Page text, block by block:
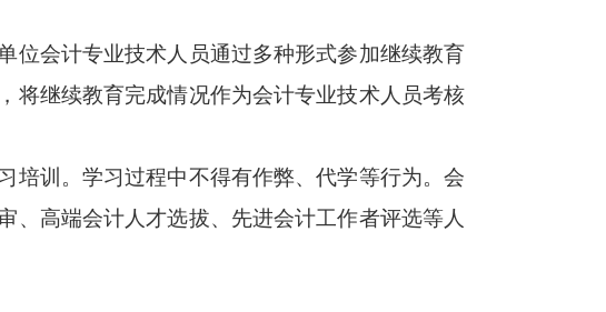
会计专业技术人员通过多种形式参加继续教育
将继续教育完成情况作为会计专业技术人员考核
训。学习过程中不得有作弊、代学等行为。会
、高端会计人才选拔、先进会计工作者评选等人